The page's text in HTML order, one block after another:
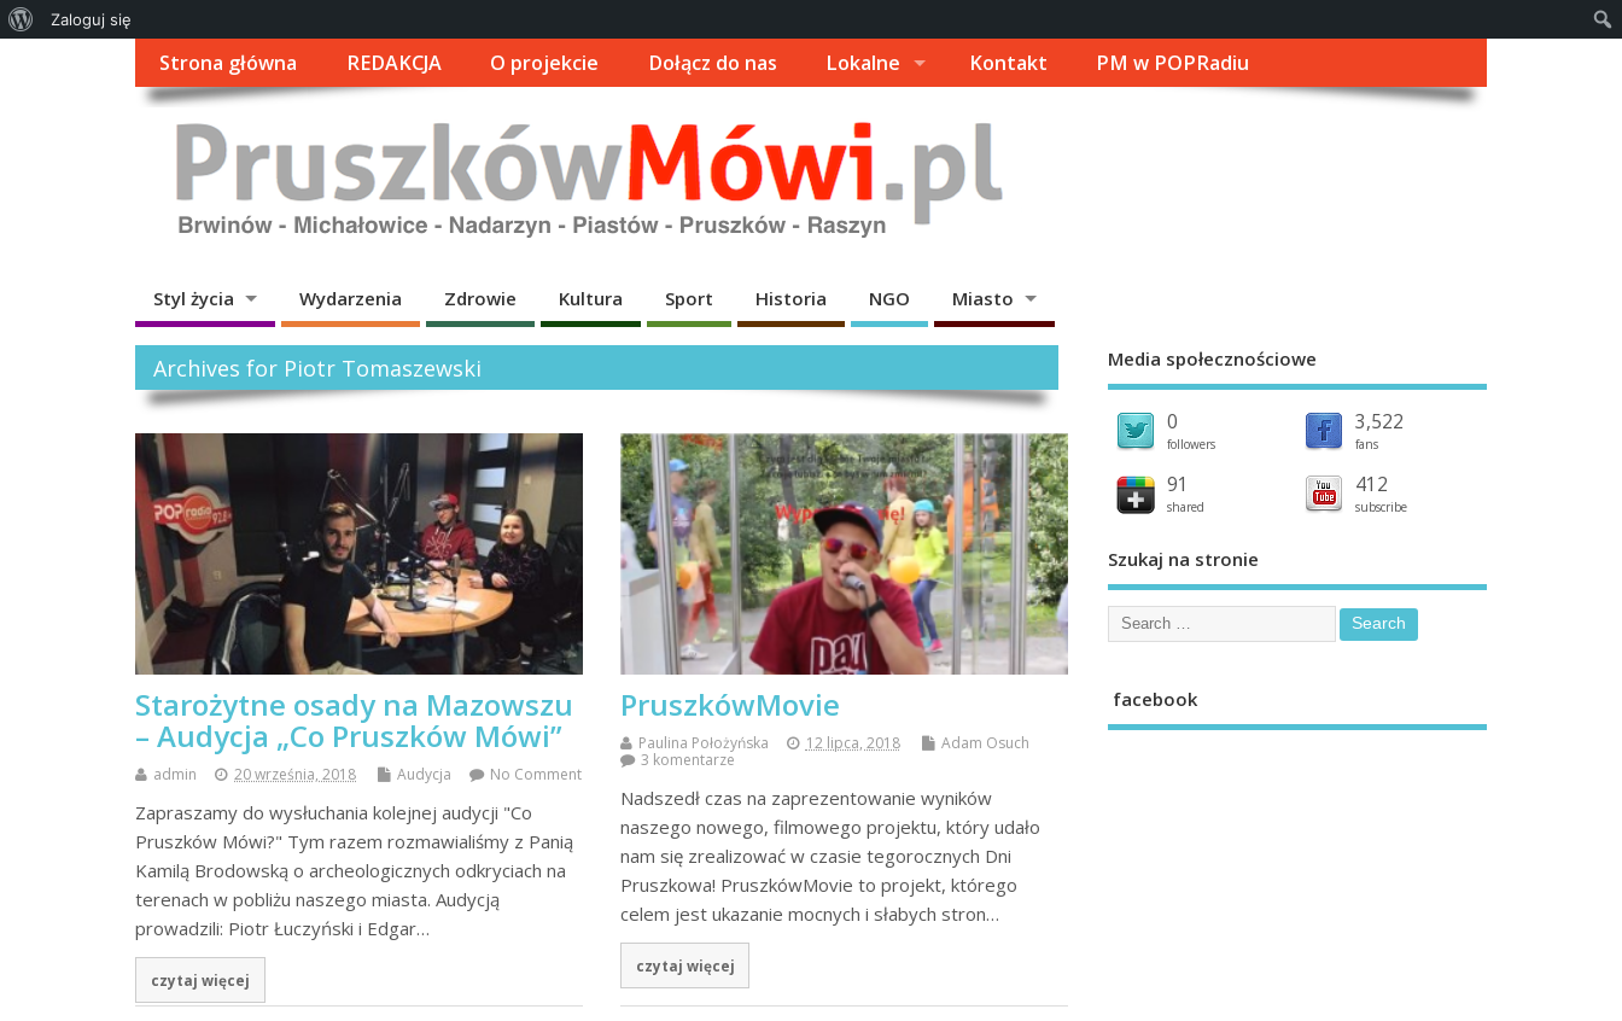
Strona główna REDAKCJA O projekcie Dołącz do nas Lokalne Kontakt PM w POPRadiu
Styl życia Wydarzenia Zdrowie Kultura Sport Historia NGO Miasto
Archives for Piotr Tomaszewski
Starożytne osady na Mazowszu
– Audycja „Co Pruszków Mówi”
admin 20 września, 2018 Audycja No Comment
Zapraszamy do wysłuchania kolejnej audycji "Co
Pruszków Mówi?" Tym razem rozmawialiśmy z Panią
Kamilą Brodowską o archeologicznych odkryciach na
terenach w pobliżu naszego miasta. Audycją
prowadzili: Piotr Łuczyński i Edgar…
czytaj więcej
PruszkówMovie
Paulina Położyńska 12 lipca, 2018
Adam Osuch
3 komentarze
Nadszedł czas na zaprezentowanie wyników
naszego nowego, filmowego projektu, który udało
nam się zrealizować w czasie tegorocznych Dni
Pruszkowa! PruszkówMovie to projekt, którego
celem jest ukazanie mocnych i słabych stron…
czytaj więcej
Media społecznościowe
0
followers
3,522
fans
91
shared
412
subscribe
Szukaj na stronie
facebook
Zaloguj się